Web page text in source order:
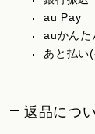
au Pay
auかんた
あと払い
返品につ